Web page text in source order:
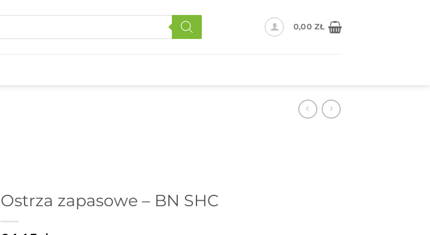
0,00ZŁ
Ostrza zapasowe – BN SHC